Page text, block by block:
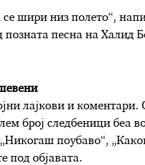
шири низ полето“,
позната песна на Халид
лајкови и
број следбеници беа
поубаво“,
под објавата.